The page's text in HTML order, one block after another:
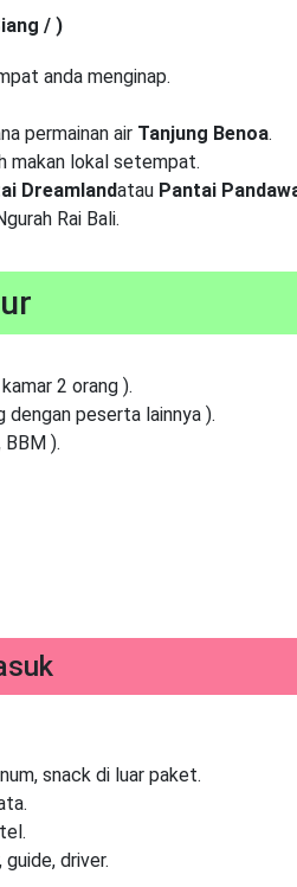
/ )
anda menginap.
permainan air Tanjung Benoa.
makan lokal setempat.
Dreamlandatau Pantai
Rai Bali.
2 orang ).
dengan peserta lainnya ).
BBM ).
snack di luar paket.
driver.